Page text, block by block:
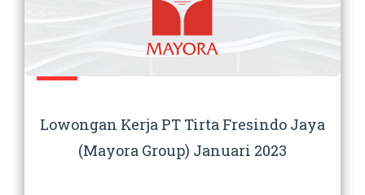
Lowongan Kerja PT Tirta Fresindo Jaya
(Mayora Group) Januari 2023